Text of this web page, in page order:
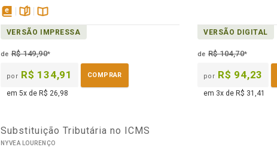
disponível
em
páginasDisponível
na
VERSÃO IMPRESSA
deR$ 149,90*
por R$ 134,91 COMPRAR
em 5x de R$ 26,98
VERSÃO DIGITAL
deR$ 104,70*
por R$ 94,23
em 3x de R$ 31,41
Substituição Tributária no ICMS
NYVEA LOURENÇO